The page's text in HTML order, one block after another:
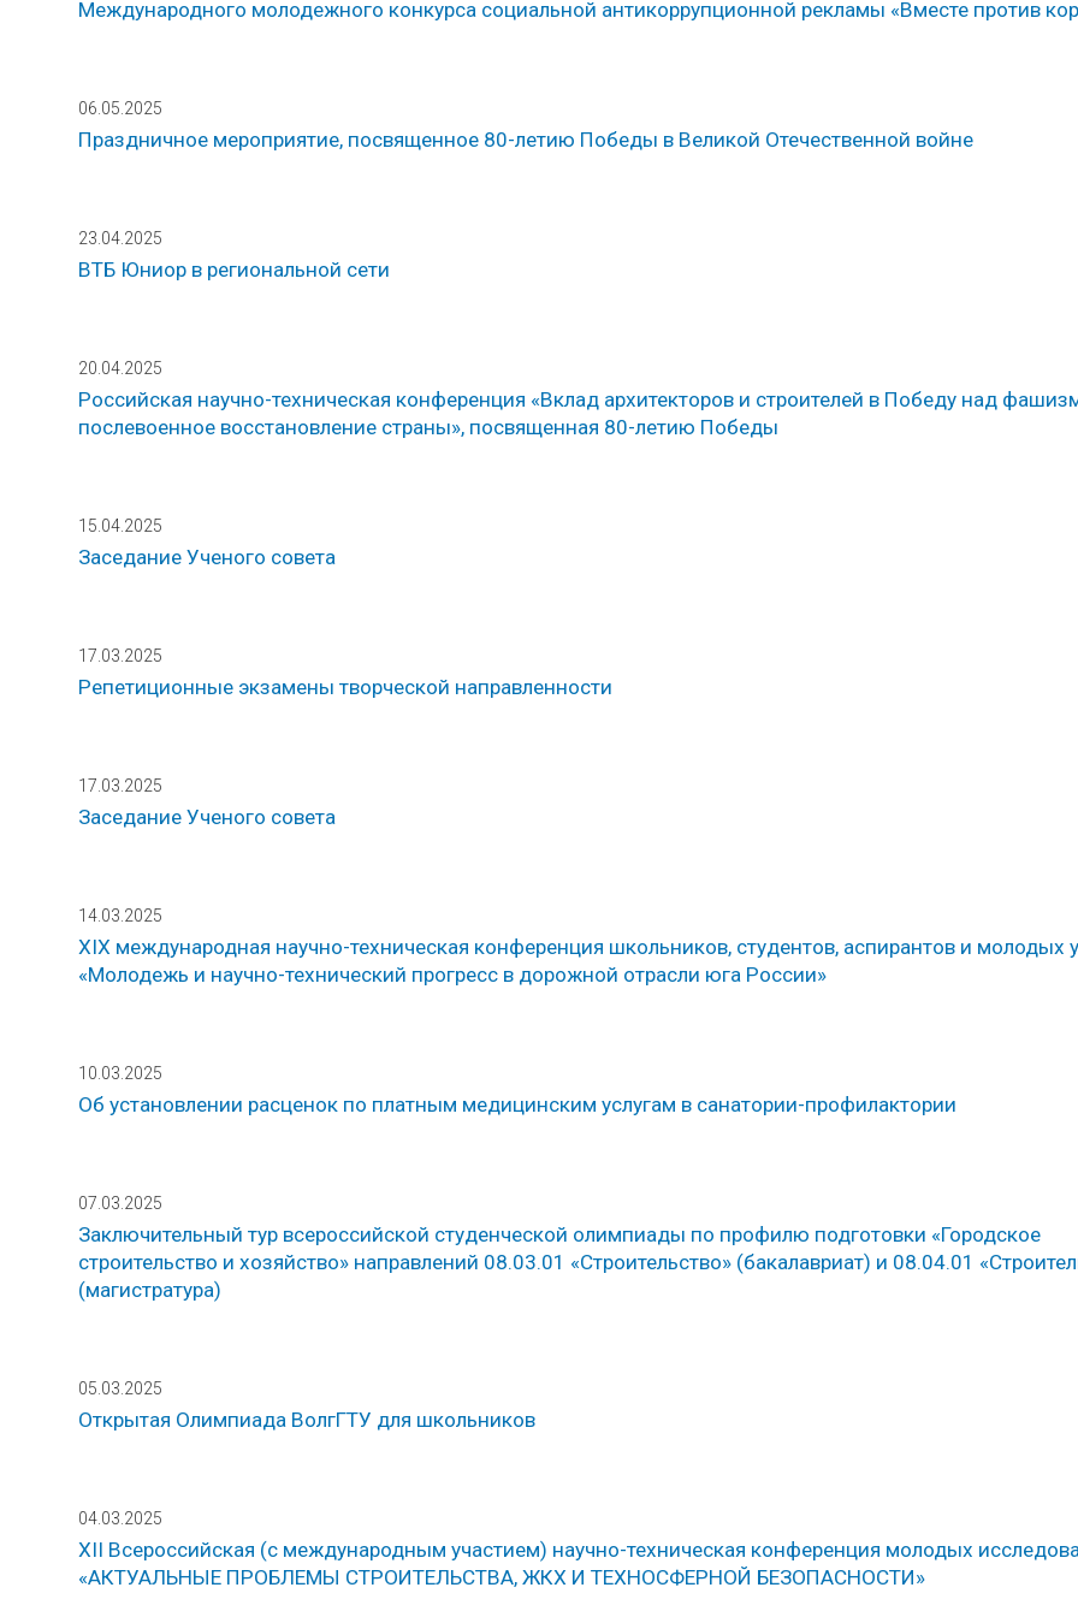
Международного молодежного конкурса социальной антикоррупционной рекламы «Вместе против
06.05.2025
Праздничное мероприятие, посвященное 80-летию Победы в Великой Отечественной войне
23.04.2025
ВТБ Юниор в региональной сети
20.04.2025
Российская научно-техническая конференция «Вклад архитекторов и строителей в Победу над
послевоенное восстановление страны», посвященная 80-летию Победы
15.04.2025
Заседание Ученого совета
17.03.2025
Репетиционные экзамены творческой направленности
17.03.2025
Заседание Ученого совета
14.03.2025
ХIX международная научно-техническая конференция школьников, студентов, аспирантов и молодых
«Молодежь и научно-технический прогресс в дорожной отрасли юга России»
10.03.2025
Об установлении расценок по платным медицинским услугам в санатории-профилактории
07.03.2025
Заключительный тур всероссийской студенческой олимпиады по профилю подготовки «Городское
строительство и хозяйство» направлений 08.03.01 «Строительство» (бакалавриат) и 08.04.01
(магистратура)
05.03.2025
Открытая Олимпиада ВолгГТУ для школьников
04.03.2025
XII Всероссийская (с международным участием) научно-техническая конференция молодых
«АКТУАЛЬНЫЕ ПРОБЛЕМЫ СТРОИТЕЛЬСТВА, ЖКХ И ТЕХНОСФЕРНОЙ БЕЗОПАСНОСТИ»